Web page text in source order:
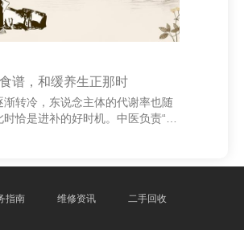
谱，和缓养生正那时
渐转冷，东说念主体的代谢率也随
时恰是进补的好时机。中医负责“冬
司 冬季进补应以温补为主，多吃一
肉、红枣、山药、黑豆等。这些
指南 维修资讯 二手回收